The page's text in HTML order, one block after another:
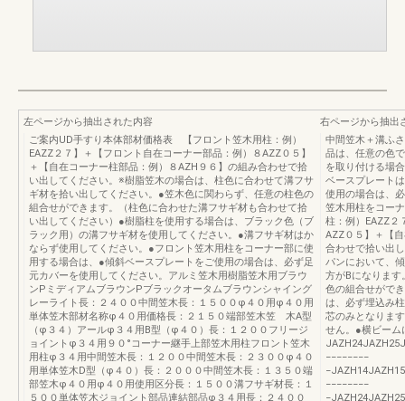
左ページから抽出された内容
ご案内UD手すり本体部材価格表 【フロント笠木用柱：例）
EAZZ２７】＋【フロント自在コーナー部品：例）８AZZ０５】
＋【自在コーナー柱部品：例）８AZH９６】の組み合わせで拾
い出してください。※樹脂笠木の場合は、柱色に合わせて溝フサ
ギ材を拾い出してください。●笠木色に関わらず、任意の柱色の
組合せができます。（柱色に合わせた溝フサギ材も合わせて拾
い出してください）●樹脂柱を使用する場合は、ブラック色（ブ
ラック用）の溝フサギ材を使用してください。●溝フサギ材はか
ならず使用してください。●フロント笠木用柱をコーナー部に使
用する場合は、●傾斜ベースプレートをご使用の場合は、必ず足
元カバーを使用してください。アルミ笠木用樹脂笠木用ブラウ
ンPミディアムブラウンPブラックオータムブラウンシャイング
レーライト長：２４００中間笠木長：１５００φ４０用φ４０用
単体笠木部材名称φ４０用価格長：２１５０端部笠木笠 木A型
（φ３４）アールφ３４用B型（φ４０）長：１２００フリージ
ョイントφ３４用９０°コーナー継手上部笠木用柱フロント笠木
用柱φ３４用中間笠木長：１２００中間笠木長：２３００φ４０
用単体笠木D型（φ４０）長：２０００中間笠木長：１３５０端
部笠木φ４０用φ４０用使用区分長：１５００溝フサギ材長：１
５００単体笠木ジョイント部品連結部品φ３４用長：２４００
右ページから抽出
中間笠木＋溝ふ
品は、任意の色
を取り付ける場
ベースプレート
使用の場合は、
笠木用柱をコー
柱：例）EAZZ２
AZZ０５】＋【
合わせで拾い出
パンにおいて、
方がBになりま
色の組合せがで
は、必ず埋込み
芯のみとなりま
せん。●横ビーム
−−−−−−−−
−−−−−−−−